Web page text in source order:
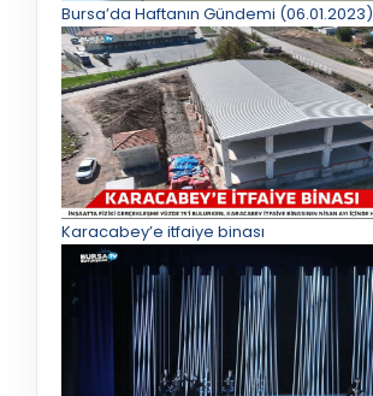
Bursa’da Haftanın Gündemi (06.01.2023)
Karacabey’e itfaiye binası